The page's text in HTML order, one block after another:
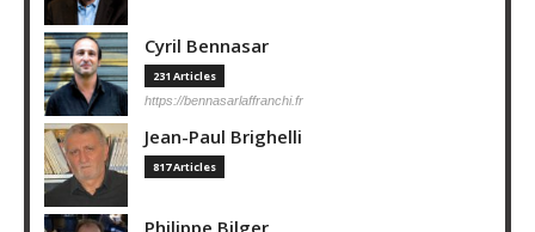
Cyril Bennasar
231 Articles
https://bennasarlaffranchi.fr
Jean-Paul Brighelli
817 Articles
Philippe Bilger